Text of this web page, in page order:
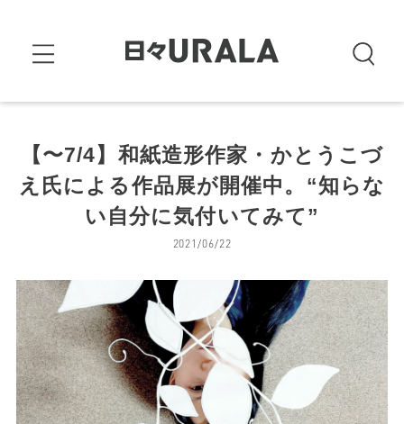
【〜7/4】和紙造形作家・かとうこづ
え氏による作品展が開催中。“知らな
い自分に気付いてみて”
2021/06/22